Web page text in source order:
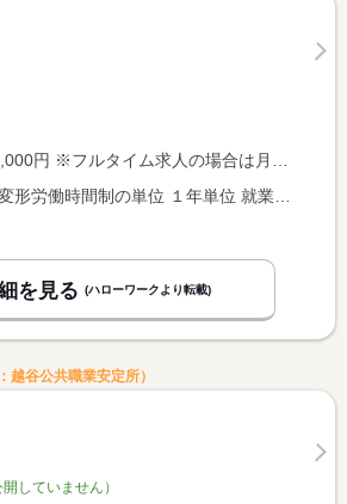
人の場合は月額（換算額）、パート求人の場合は時間額を表示しています。
を見る (ハローワークより転載)
越谷公共職業安定所）
していません）